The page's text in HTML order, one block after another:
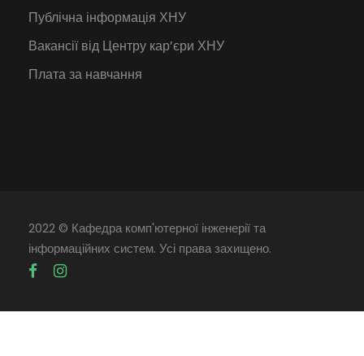
Публічна інформація ХНУ
Вакансії від Центру кар’єри ХНУ
Плата за навчання
2022 © Кафедра комп'ютерної інженерії та
інформаційних систем. Усі права захищено.